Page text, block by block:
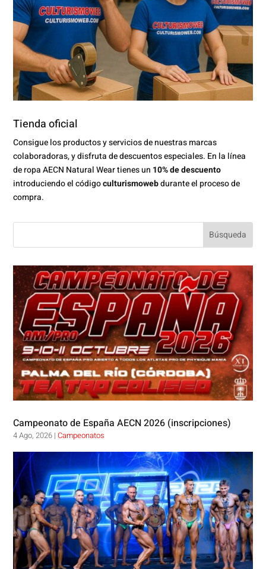
Tienda oficial
Consigue los productos y servicios de nuestras marcas
colaboradoras, y disfruta de descuentos especiales. En la línea
de ropa AECN Natural Wear tienes un 10% de descuento
introduciendo el códigoculturismowebdurante el proceso de
compra.
Campeonato de España AECN 2026 (inscripciones)
4 Ago, 2026 |Campeonatos